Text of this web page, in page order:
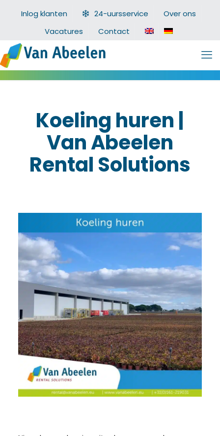
Inlog klanten 24-uursservice
Over ons
Vacatures
Contact
Koeling huren |
Van Abeelen
Rental Solutions